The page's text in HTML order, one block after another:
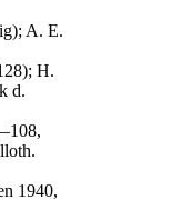
A. E.
H.
d.
1940,